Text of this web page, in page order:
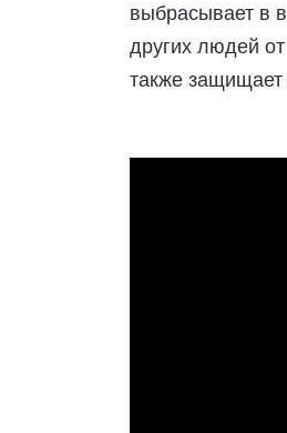
выбрасывает в
других людей
также